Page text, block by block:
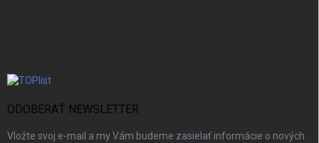
ODOBERAŤ NEWSLETTER
Vložte svoj e-mail a my Vám budeme zasielať informácie o nových